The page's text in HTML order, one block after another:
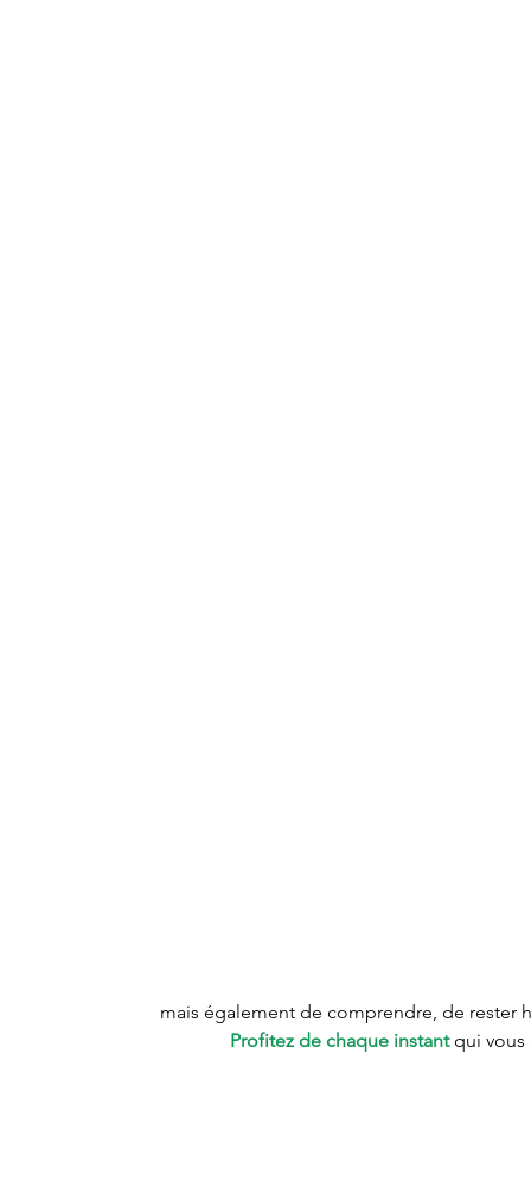
mais également de comprendre, de rester
Profitez de chaque instant qui vous